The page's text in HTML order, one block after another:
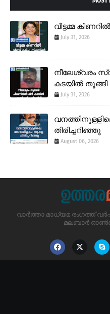
വീട്ടമ്മ
July 31, 2026
നീലേശ്വരം
കടയിൽ തൂങ്ങി
July 31, 2026
തിരിച്ചറിഞ്ഞു
August 06, 2026
വാർത്താ മാധ്യമ രംഗത്ത്
മലബാർ